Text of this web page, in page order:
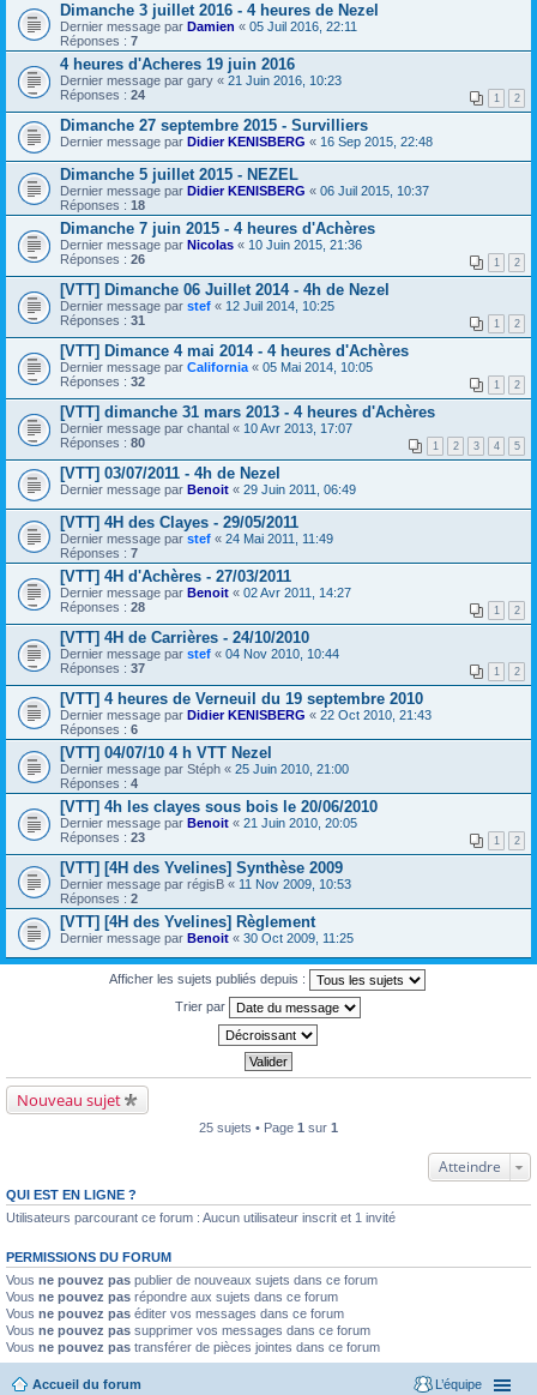
Dimanche 3 juillet 2016 - 4 heures de Nezel
Dernier message par Damien « 05 Juil 2016, 22:11
Réponses : 7
4 heures d'Acheres 19 juin 2016
Dernier message par gary « 21 Juin 2016, 10:23
Réponses : 24 1 2
Dimanche 27 septembre 2015 - Survilliers
Dernier message par Didier KENISBERG « 16 Sep 2015, 22:48
Dimanche 5 juillet 2015 - NEZEL
Dernier message par Didier KENISBERG « 06 Juil 2015, 10:37
Réponses : 18
Dimanche 7 juin 2015 - 4 heures d'Achères
Dernier message par Nicolas « 10 Juin 2015, 21:36
Réponses : 26 1 2
[VTT] Dimanche 06 Juillet 2014 - 4h de Nezel
Dernier message par stef « 12 Juil 2014, 10:25
Réponses : 31 1 2
[VTT] Dimance 4 mai 2014 - 4 heures d'Achères
Dernier message par California « 05 Mai 2014, 10:05
Réponses : 32 1 2
[VTT] dimanche 31 mars 2013 - 4 heures d'Achères
Dernier message par chantal « 10 Avr 2013, 17:07
Réponses : 80 1 2 3 4 5
[VTT] 03/07/2011 - 4h de Nezel
Dernier message par Benoit « 29 Juin 2011, 06:49
[VTT] 4H des Clayes - 29/05/2011
Dernier message par stef « 24 Mai 2011, 11:49
Réponses : 7
[VTT] 4H d'Achères - 27/03/2011
Dernier message par Benoit « 02 Avr 2011, 14:27
Réponses : 28 1 2
[VTT] 4H de Carrières - 24/10/2010
Dernier message par stef « 04 Nov 2010, 10:44
Réponses : 37 1 2
[VTT] 4 heures de Verneuil du 19 septembre 2010
Dernier message par Didier KENISBERG « 22 Oct 2010, 21:43
Réponses : 6
[VTT] 04/07/10 4 h VTT Nezel
Dernier message par Stéph « 25 Juin 2010, 21:00
Réponses : 4
[VTT] 4h les clayes sous bois le 20/06/2010
Dernier message par Benoit « 21 Juin 2010, 20:05
Réponses : 23 1 2
[VTT] [4H des Yvelines] Synthèse 2009
Dernier message par régisB « 11 Nov 2009, 10:53
Réponses : 2
[VTT] [4H des Yvelines] Règlement
Dernier message par Benoit « 30 Oct 2009, 11:25
Afficher les sujets publiés depuis :
Trier par
Nouveau sujet
25 sujets • Page 1 sur 1
Atteindre
QUI EST EN LIGNE ?
Utilisateurs parcourant ce forum : Aucun utilisateur inscrit et 1 invité
PERMISSIONS DU FORUM
Vous ne pouvez pas publier de nouveaux sujets dans ce forum
Vous ne pouvez pas répondre aux sujets dans ce forum
Vous ne pouvez pas éditer vos messages dans ce forum
Vous ne pouvez pas supprimer vos messages dans ce forum
Vous ne pouvez pas transférer de pièces jointes dans ce forum
Accueil du forum L’équipe